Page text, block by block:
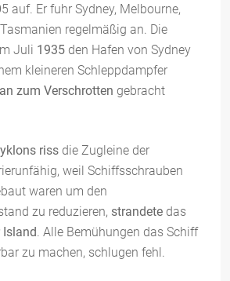
auf. Er fuhr Sydney, Melbourne,
regelmäßig an. Die
Juli 1935 den Hafen von Sydney
kleineren Schleppdampfer
zum Verschrotten gebracht
riss die Zugleine der
weil Schiffsschrauben
waren um den
zu reduzieren, strandete das
. Alle Bemühungen das Schiff
zu machen, schlugen fehl.